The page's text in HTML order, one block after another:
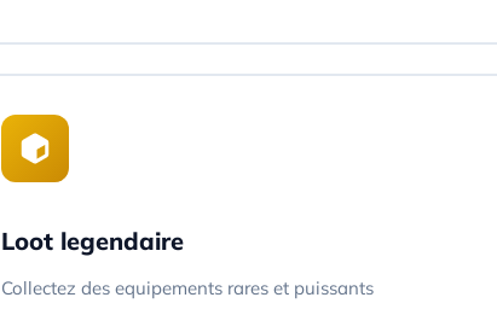
Loot legendaire
Collectez des equipements rares et puissants